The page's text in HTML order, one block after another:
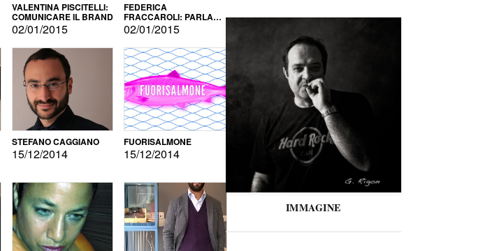
VALENTINA PISCITELLI:
COMUNICARE IL BRAND
02/01/2015
FEDERICA
FRACCAROLI: PARLARE
LINGUE DIVERSE
02/01/2015
STEFANO CAGGIANO
15/12/2014
FUORISALMONE
15/12/2014
IMMAGINE